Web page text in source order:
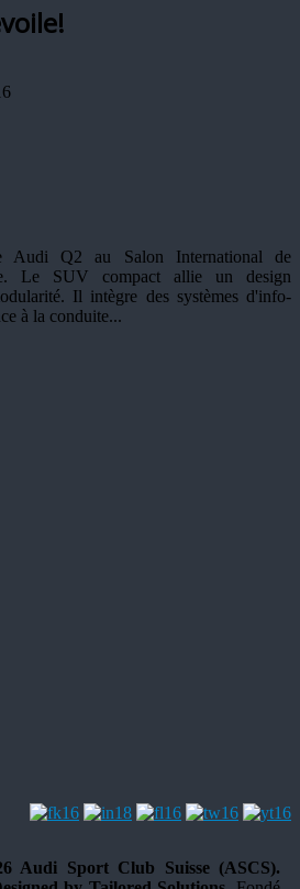
Audi Q2 au Salon International de
Le SUV compact allie un design
Il intègre des systèmes d'info-
à la conduite...
Audi Sport Club Suisse (ASCS).